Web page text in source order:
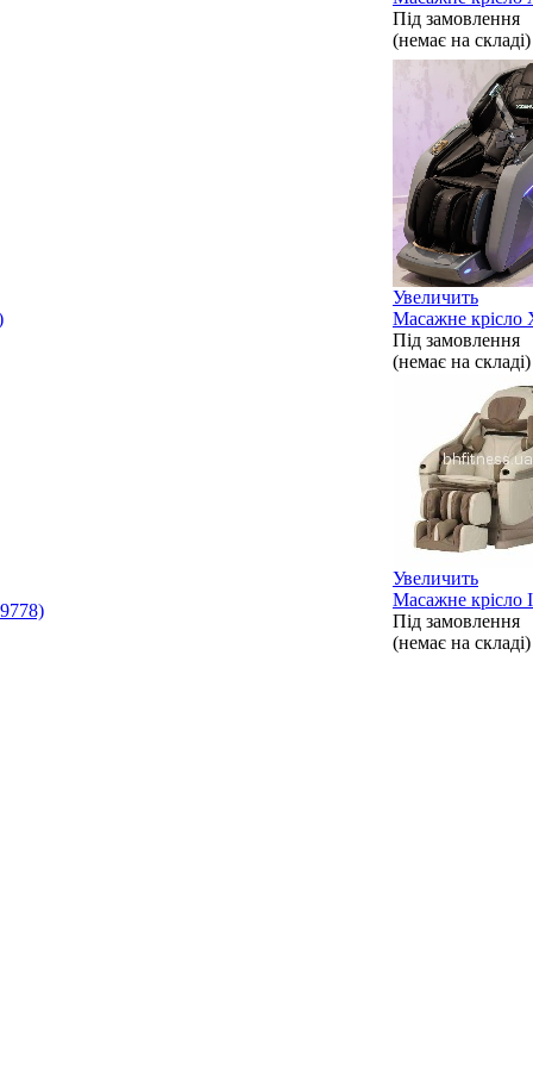
Під замовлення
(немає на складі)
Увеличить
Масажне
Під замовлення
(немає на складі)
Увеличить
Масажне крісло
Під замовлення
(немає на складі)